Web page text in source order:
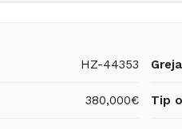
HZ-44353
380,000€ Tip